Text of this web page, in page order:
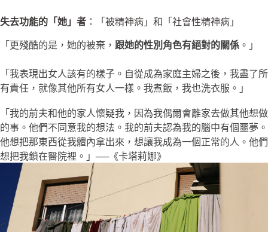
失去功能的「她」者 ：「被精神病」和「社會性精神病」
「更殘酷的是，她的被棄， 跟她的性別角色有絕對的關係 。」
「我表現出女人該有的樣子。自從成為家庭主婦之後，我盡了所
有責任，就像其他所有女人一樣。我煮飯，我也洗衣服。」
「我的前夫和他的家人懷疑我，因為我偶爾會離家去做其他想做
的事。他們不同意我的想法。我的前夫認為我的腦中有個噩夢。
他想把那東西從我體內拿出來，想讓我成為一個正常的人。他們
想把我鎖在醫院裡。」──《卡塔莉娜》